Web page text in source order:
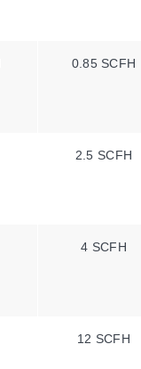
0.85 SCFH
2.5 SCFH
4 SCFH
12 SCFH